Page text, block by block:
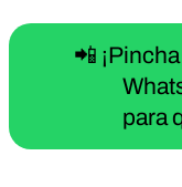
📲
para